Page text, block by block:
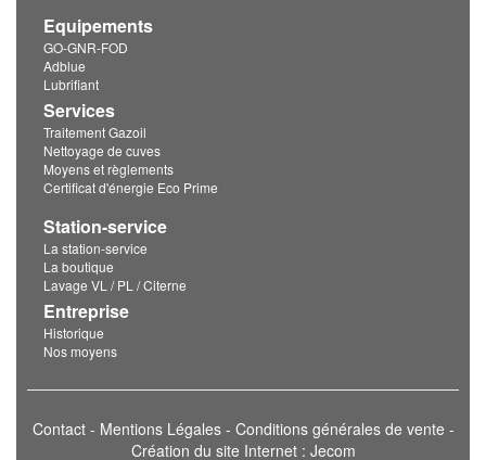
Equipements
GO-GNR-FOD
Adblue
Lubrifiant
Services
Traitement Gazoil
Nettoyage de cuves
Moyens et règlements
Certificat d'énergie Eco Prime
Station-service
La station-service
La boutique
Lavage VL / PL / Citerne
Entreprise
Historique
Nos moyens
Contact- Mentions Légales- Conditions générales de vente -
Création du site Internet : Jecom